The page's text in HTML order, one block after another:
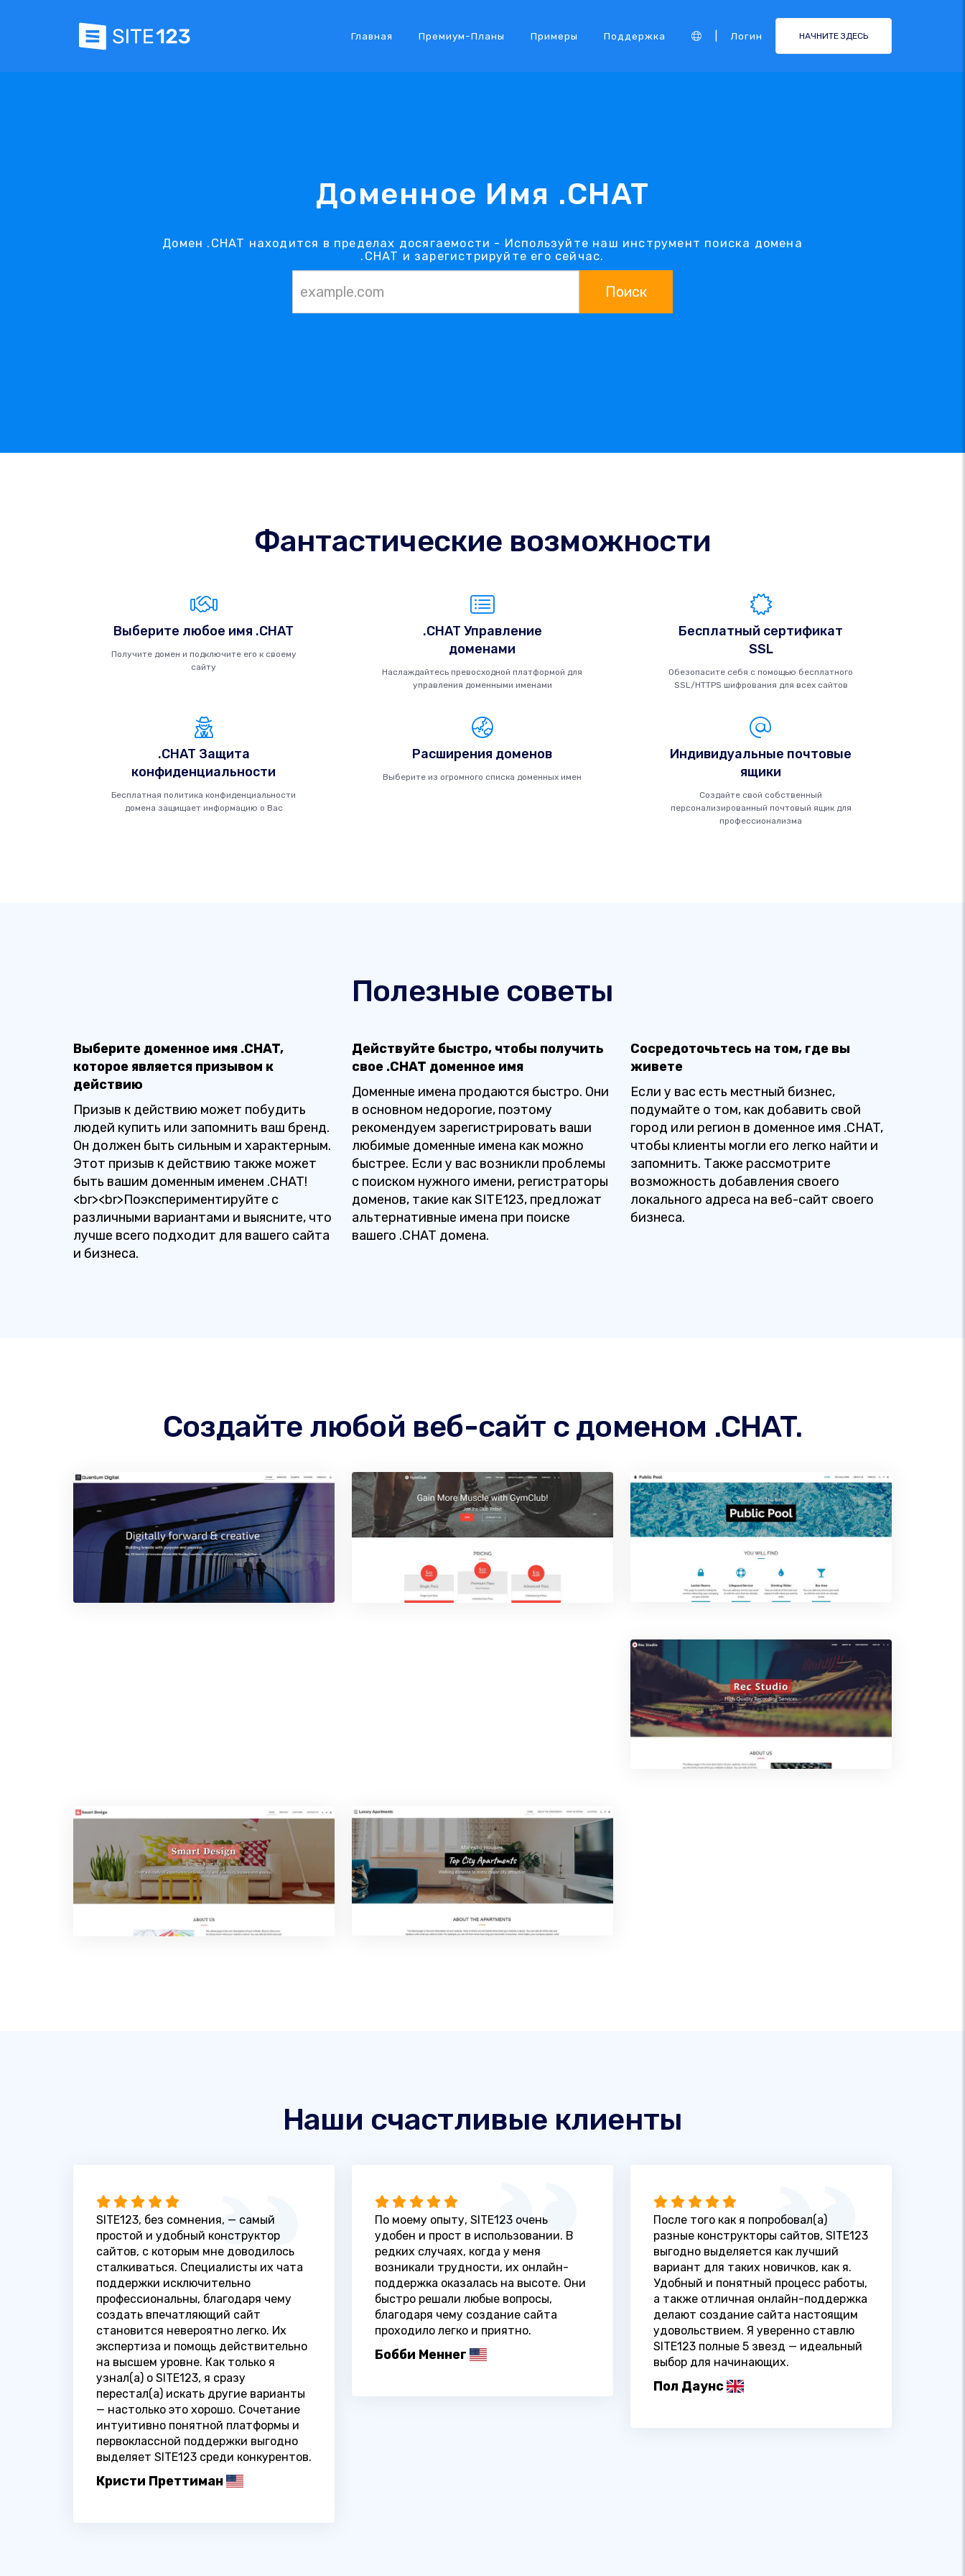
Главная Премиум-Планы Примеры Поддержка Логин НАЧНИТЕ ЗДЕСЬ
Доменное Имя .CHAT
Домен .CHAT находится в пределах досягаемости - Используйте наш инструмент поиска домена
.CHAT и зарегистрируйте его сейчас.
Поиск
Фантастические возможности
Выберите любое имя .CHAT
Получите домен и подключите его к своему
сайту
.CHAT Управление
доменами
Наслаждайтесь превосходной платформой для
управления доменными именами
Бесплатный сертификат
SSL
Обезопасите себя с помощью бесплатного
SSL/HTTPS шифрования для всех сайтов
.CHAT Защита
конфиденциальности
Бесплатная политика конфиденциальности
домена защищает информацию о Вас
Расширения доменов
Выберите из огромного списка доменных имен
Индивидуальные почтовые
ящики
Создайте свой собственный
персонализированный почтовый ящик для
профессионализма
Полезные советы
Выберите доменное имя .CHAT,
которое является призывом к
действию
Призыв к действию может побудить
людей купить или запомнить ваш бренд.
Он должен быть сильным и характерным.
Этот призыв к действию также может
быть вашим доменным именем .CHAT!
<br><br>Поэкспериментируйте с
различными вариантами и выясните, что
лучше всего подходит для вашего сайта
и бизнеса.
Действуйте быстро, чтобы получить
свое .CHAT доменное имя
Доменные имена продаются быстро. Они
в основном недорогие, поэтому
рекомендуем зарегистрировать ваши
любимые доменные имена как можно
быстрее. Если у вас возникли проблемы
с поиском нужного имени, регистраторы
доменов, такие как SITE123, предложат
альтернативные имена при поиске
вашего .CHAT домена.
Сосредоточьтесь на том, где вы
живете
Если у вас есть местный бизнес,
подумайте о том, как добавить свой
город или регион в доменное имя .CHAT,
чтобы клиенты могли его легко найти и
запомнить. Также рассмотрите
возможность добавления своего
локального адреса на веб-сайт своего
бизнеса.
Создайте любой веб-сайт с доменом .CHAT.
Наши счастливые клиенты
SITE123, без сомнения, — самый
простой и удобный конструктор
сайтов, с которым мне доводилось
сталкиваться. Специалисты их чата
поддержки исключительно
профессиональны, благодаря чему
создать впечатляющий сайт
становится невероятно легко. Их
экспертиза и помощь действительно
на высшем уровне. Как только я
узнал(а) о SITE123, я сразу
перестал(а) искать другие варианты
— настолько это хорошо. Сочетание
интуитивно понятной платформы и
первоклассной поддержки выгодно
выделяет SITE123 среди конкурентов.
Кристи Преттиман
По моему опыту, SITE123 очень
удобен и прост в использовании. В
редких случаях, когда у меня
возникали трудности, их онлайн-
поддержка оказалась на высоте. Они
быстро решали любые вопросы,
благодаря чему создание сайта
проходило легко и приятно.
Бобби Меннег
После того как я попробовал(а)
разные конструкторы сайтов, SITE123
выгодно выделяется как лучший
вариант для таких новичков, как я.
Удобный и понятный процесс работы,
а также отличная онлайн-поддержка
делают создание сайта настоящим
удовольствием. Я уверенно ставлю
SITE123 полные 5 звезд — идеальный
выбор для начинающих.
Пол Даунс